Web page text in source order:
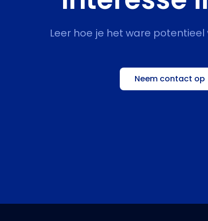
Leer hoe je het ware
Neem contact op